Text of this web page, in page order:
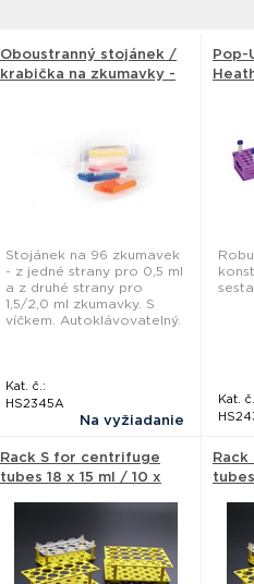
Oboustranný stojánek /
krabička na zkumavky -
Stojánek na 96 zkumavek
- z jedné strany pro 0,5 ml
a z druhé strany pro
1,5/2,0 ml zkumavky. S
víčkem. Autoklávovatelný.
Kat. č.:
HS2345A
Na vyžiadanie
Pop-
Kat.
Rack S for centrifuge
tubes 18 x 15 ml / 10 x